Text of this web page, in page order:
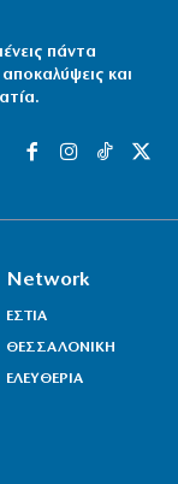
πάντα
και
Network
ΕΣΤΙΑ
ΘΕΣΣΑΛΟΝΙΚΗ
ΕΛΕΥΘΕΡΙΑ